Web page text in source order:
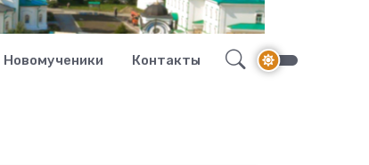
Новомученики Контакты